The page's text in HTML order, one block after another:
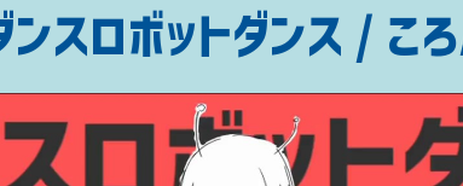
ンスロボットダンス / こ